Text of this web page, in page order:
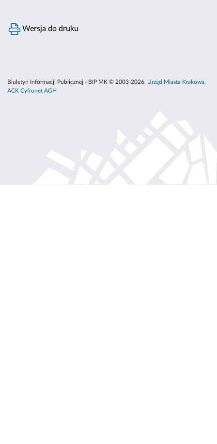
Wersja do druku
Biuletyn Informacji Publicznej - BIP MK © 2003-2026, Urząd Miasta Krakowa,
ACK Cyfronet AGH